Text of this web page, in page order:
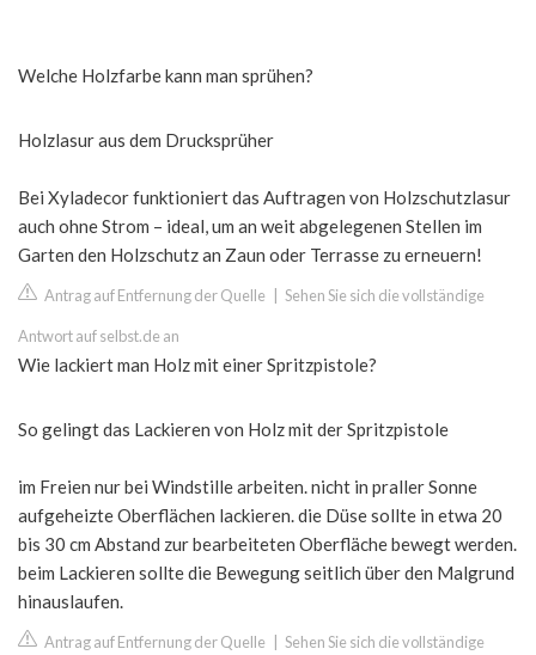
Welche Holzfarbe kann man sprühen?
Holzlasur aus dem Drucksprüher
Bei Xyladecor funktioniert das Auftragen von Holzschutzlasur
auch ohne Strom – ideal, um an weit abgelegenen Stellen im
Garten den Holzschutz an Zaun oder Terrasse zu erneuern!
Antrag auf Entfernung der Quelle Sehen Sie sich die vollständige
Antwort auf selbst.de an
Wie lackiert man Holz mit einer Spritzpistole?
So gelingt das Lackieren von Holz mit der Spritzpistole
im Freien nur bei Windstille arbeiten. nicht in praller Sonne
aufgeheizte Oberflächen lackieren. die Düse sollte in etwa 20
bis 30 cm Abstand zur bearbeiteten Oberfläche bewegt werden.
beim Lackieren sollte die Bewegung seitlich über den Malgrund
hinauslaufen.
Antrag auf Entfernung der Quelle Sehen Sie sich die vollständige